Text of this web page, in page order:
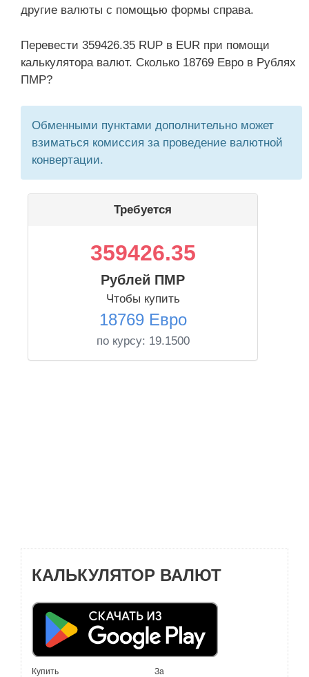
другие валюты с помощью формы справа.
Перевести 359426.35 RUP в EUR при помощи
калькулятора валют. Сколько 18769 Евро в Рублях
ПМР?
Обменными пунктами дополнительно может
взиматься комиссия за проведение валютной
конвертации.
Требуется
359426.35
Рублей ПМР
Чтобы купить
18769 Евро
по курсу: 19.1500
КАЛЬКУЛЯТОР ВАЛЮТ
Купить За